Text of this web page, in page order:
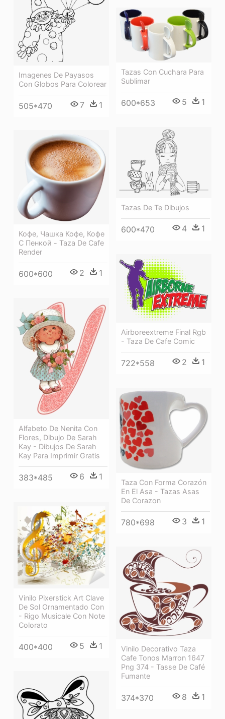
Imagenes De Payasos
Con Globos Para Colorear
505*470 7 1
Tazas Con Cuchara Para
Sublimar
600*653 5 1
Tazas De Te Dibujos
600*470 4 1
Кофе, Чашка Кофе, Кофе
С Пенкой - Taza De Cafe
Render
600*600 2 1
Airboreextreme Final Rgb
- Taza De Cafe Comic
722*558 2 1
Alfabeto De Nenita Con
Flores, Dibujo De Sarah
Kay - Dibujos De Sarah
Kay Para Imprimir Gratis
383*485 6 1
Taza Con Forma Corazón
En El Asa - Tazas Asas
De Corazon
780*698 3 1
Vinilo Pixerstick Art Clave
De Sol Ornamentado Con
- Rigo Musicale Con Note
Colorato
400*400 5 1
Vinilo Decorativo Taza
Cafe Tonos Marron 1647
Png 374 - Tasse De Café
Fumante
374*370 8 1